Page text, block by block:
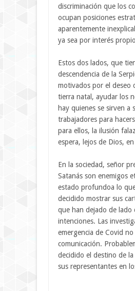
discriminación que los
ocupan posiciones
aparentemente
ya sea por interés
Estos dos lados, que
descendencia de la
motivados por el deseo
tierra natal, ayudar los
hay quienes se sirven
trabajadores para
para ellos, la ilusión
espera, lejos de Dios,
En la sociedad, señor
Satanás son enemigos
estado profundoa lo
decidido mostrar sus
que han dejado de lado
intenciones. Las
emergencia de Covid
comunicación.
decidido el destino de
sus representantes en